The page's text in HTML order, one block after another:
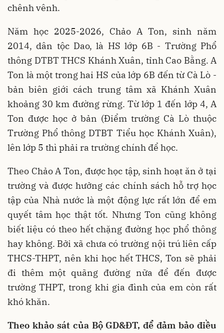
chênh vênh.
Năm học 2025-2026, Chảo A Ton, sinh năm
2014, dân tộc Dao, là HS lớp 6B - Trường Phổ
thông DTBT THCS Khánh Xuân, tỉnh Cao Bằng. A
Ton là một trong hai HS của lớp 6B đến từ Cà Lò -
bản biên giới cách trung tâm xã Khánh Xuân
khoảng 30 km đường rừng. Từ lớp 1 đến lớp 4, A
Ton được học ở bản (Điểm trường Cà Lò thuộc
Trường Phổ thông DTBT Tiểu học Khánh Xuân),
lên lớp 5 thì phải ra trường chính để học.
Theo Chảo A Ton, được học tập, sinh hoạt ăn ở tại
trường và được hưởng các chính sách hỗ trợ học
tập của Nhà nước là một động lực rất lớn để em
quyết tâm học thật tốt. Nhưng Ton cũng không
biết liệu có theo hết chặng đường học phổ thông
hay không. Bởi xã chưa có trường nội trú liên cấp
THCS-THPT, nên khi học hết THCS, Ton sẽ phải
đi thêm một quãng đường nữa để đến được
trường THPT, trong khi gia đình của em còn rất
khó khăn.
Theo khảo sát của Bộ GD&ĐT, để đảm bảo điều